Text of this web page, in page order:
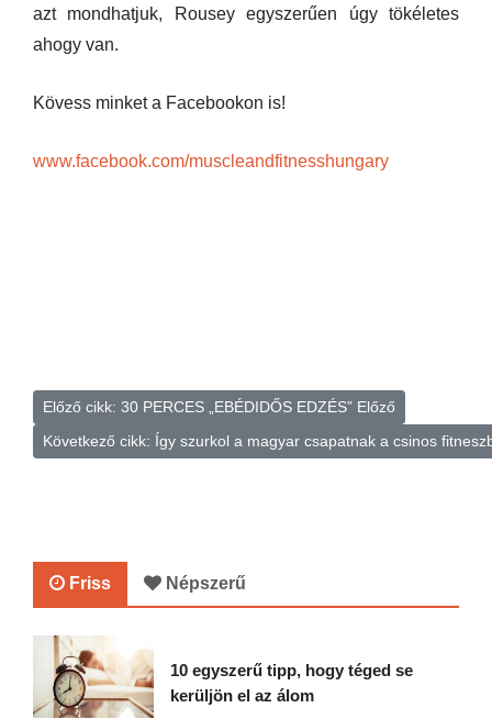
azt mondhatjuk, Rousey egyszerűen úgy tökéletes
ahogy van.
Kövess minket a Facebookon is!
www.facebook.com/muscleandfitnesshungary
Előző cikk: 30 PERCES „EBÉDIDŐS EDZÉS” Előző
Következő cikk: Így szurkol a magyar csapatnak a csinos
Friss Népszerű
10 egyszerű tipp, hogy téged se
kerüljön el az álom